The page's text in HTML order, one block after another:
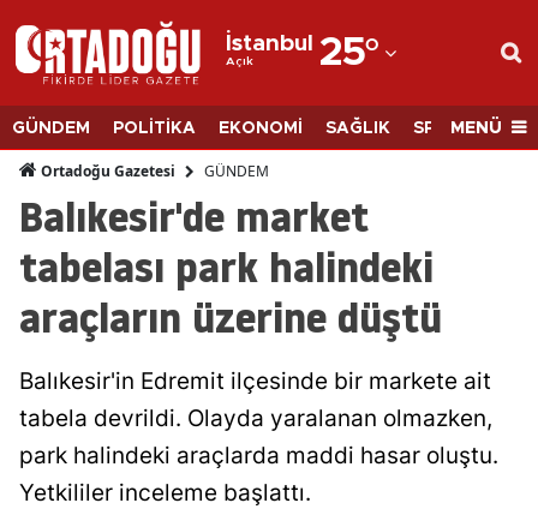
İstanbul
Açık 25°
Adana
Adıyaman
Afyonkarahisar
Ağrı
Amasya
Ankara
Antalya
Artvin
Aydın
GÜNDEM POLİTİKA EKONOMİ SAĞLIK SPORMENÜ
Ortadoğu Gazetesi GÜNDEM
Balıkesir'de market
tabelası park halindeki
araçların üzerine düştü
Balıkesir'in Edremit ilçesinde bir markete ait
tabela devrildi. Olayda yaralanan olmazken,
park halindeki araçlarda maddi hasar oluştu.
Yetkililer inceleme başlattı.